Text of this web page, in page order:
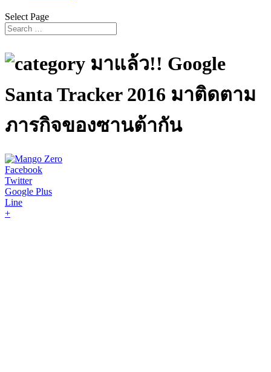
Select Page
มาแล้ว!! Google
Santa Tracker 2016 มาติดตาม
ภารกิจของซานต้ากัน
Facebook
Twitter
Google Plus
Line
+